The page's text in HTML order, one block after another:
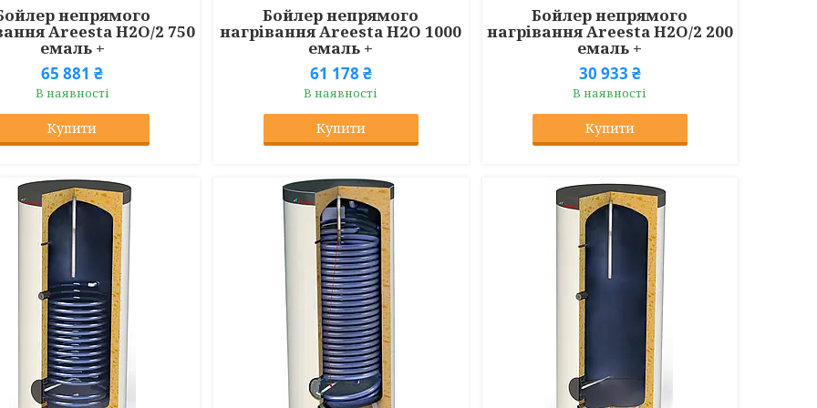
непрямого
Areesta H2O/2 750
емаль +
65 881 ₴
В наявності
Купити
Бойлер непрямого
нагрівання Areesta H2O 1000
емаль +
61 178 ₴
В наявності
Купити
Бойлер непрямого
нагрівання Areesta H2O/2 200
емаль +
30 933 ₴
В наявності
Купити